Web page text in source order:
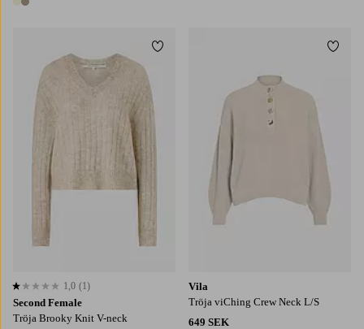
2 färger
Second Female
Tröja Brooky Knit V-neck
1,0 baserat på 1 st betyg
1,0 (1)
Lägg till i favoriter
XL
Vila
Tröja viChing Crew Neck L/S
649 SEK